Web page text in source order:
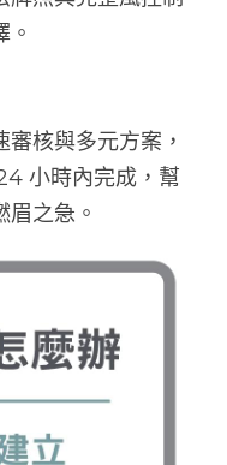
核與多元方案，
小時內完成，幫
之急。